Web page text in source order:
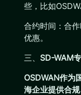
些，比如
合约时间：合
优惠。
三、 SD-WAM
OSDWAN作为
海企业提供合